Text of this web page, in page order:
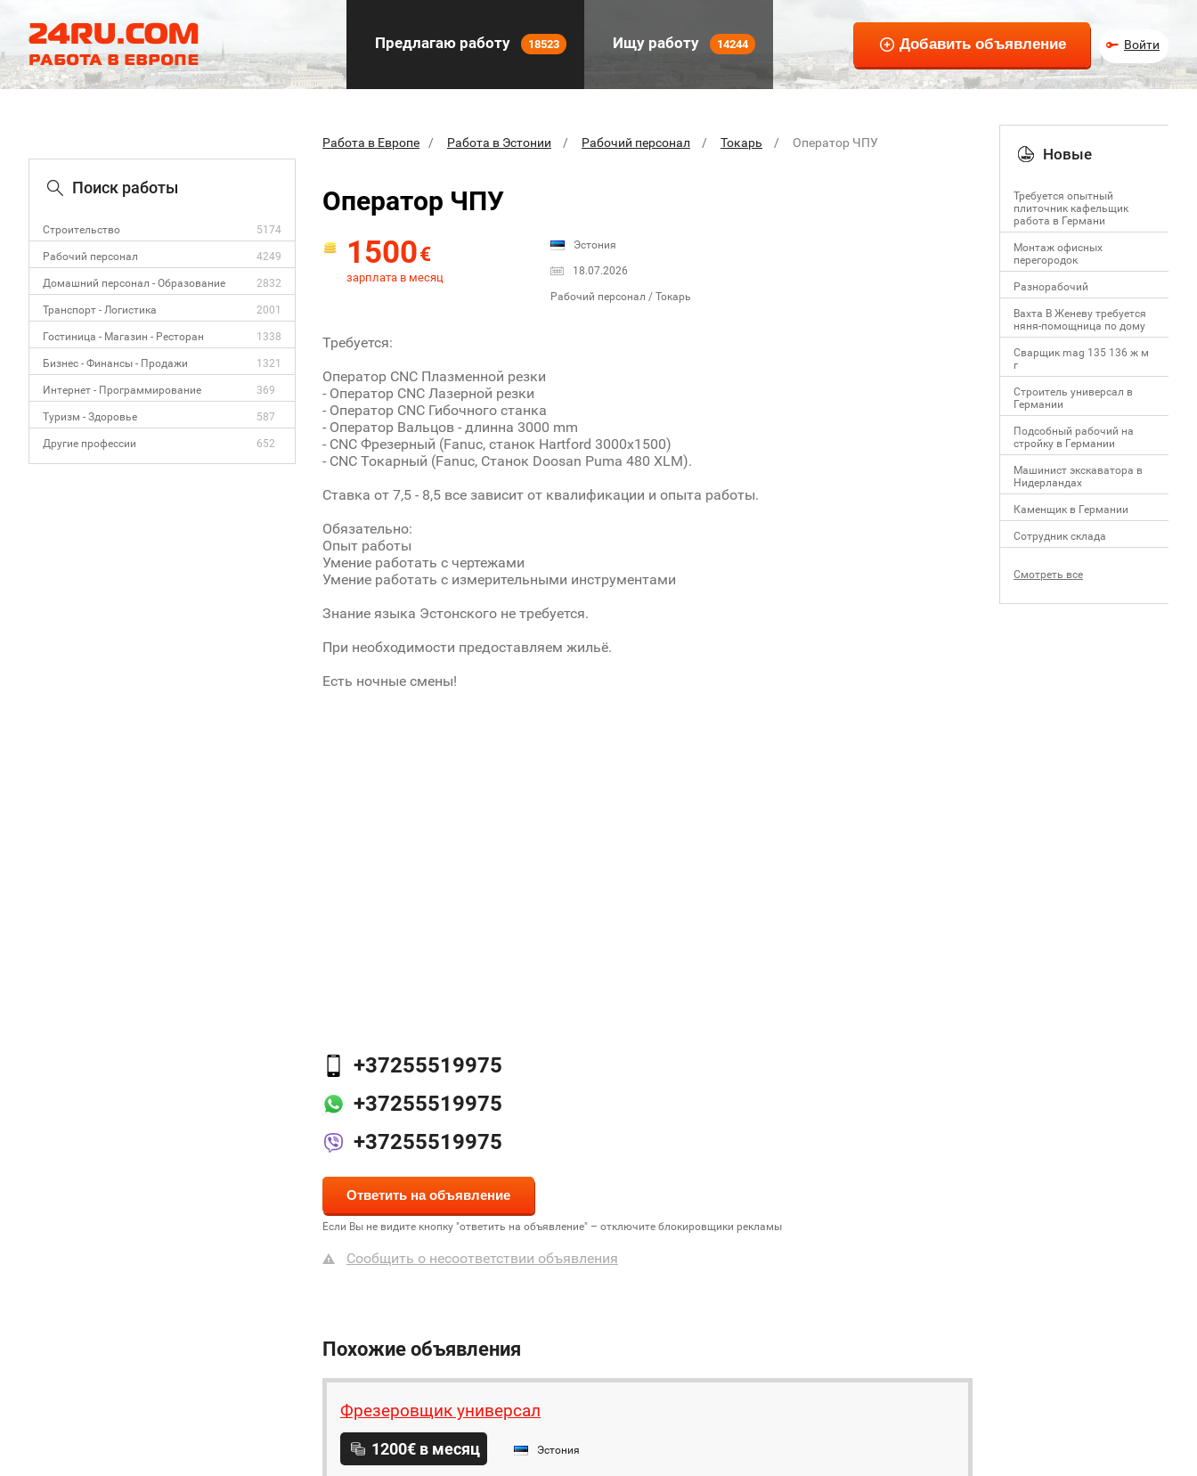
Предлагаю работу 18523 Ищу работу 14244 Войти
Поиск работы
Строительство 5174
Рабочий персонал 4249
Домашний персонал - Образование 2832
Транспорт - Логистика 2001
Гостиница - Магазин - Ресторан 1338
Бизнес - Финансы - Продажи 1321
Интернет - Программирование 369
Туризм - Здоровье 587
Другие профессии 652
Работа в Европе Работа в Эстонии Рабочий персонал Токарь Оператор ЧПУ
Оператор ЧПУ
1500€
зарплата в месяц
Эстония
18.07.2026
Рабочий персонал / Токарь
Требуется:
Оператор CNC Плазменной резки
- Оператор CNC Лазерной резки
- Оператор CNC Гибочного станка
- Оператор Вальцов - длинна 3000 mm
- CNC Фрезерный (Fanuc, станок Hartford 3000x1500)
- CNC Токарный (Fanuc, Станок Doosan Puma 480 XLM).
Ставка от 7,5 - 8,5 все зависит от квалификации и опыта работы.
Обязательно:
Опыт работы
Умение работать с чертежами
Умение работать с измерительными инструментами
Знание языка Эстонского не требуется.
При необходимости предоставляем жильё.
Есть ночные смены!
+37255519975
+37255519975
+37255519975
Если Вы не видите кнопку "ответить на объявление" – отключите блокировщики рекламы
Сообщить о несоответствии объявления
Похожие объявления
Фрезеровщик универсал
1200€ в месяц Эстония
Новые
Требуется опытный
плиточник кафельщик
работa в Германи
Mонтаж офисных
перегородок
Разнорабочий
Вахта В Женеву требуется
няня-помощница по дому
Сварщик mag 135 136 ж м
г
Строитель универсал в
Германии
Подсобный рабочий на
стройку в Германии
Машинист экскаватора в
Нидерландах
Каменщик в Германии
Сотрудник склада
Смотреть все